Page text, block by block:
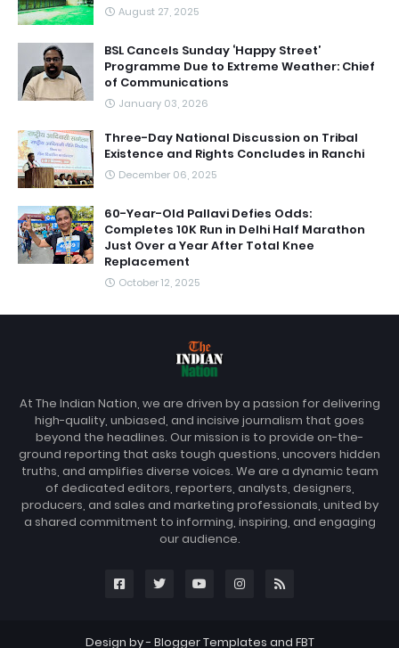
August 27, 2025
BSL Cancels Sunday ‘Happy Street’
Programme Due to Extreme Weather: Chief
of Communications
January 03, 2026
Three-Day National Discussion on Tribal
Existence and Rights Concludes in Ranchi
December 06, 2025
60-Year-Old Pallavi Defies Odds:
Completes 10K Run in Delhi Half Marathon
Just Over a Year After Total Knee
Replacement
October 12, 2025
At The Indian Nation, we are driven by a passion for delivering
high-quality, unbiased, and incisive journalism that goes
beyond the headlines. Our mission is to provide on-the-
ground reporting that asks tough questions, uncovers hidden
truths, and amplifies diverse voices. We are a dynamic team
of dedicated editors, reporters, analysts, designers,
producers, and sales and marketing professionals, united by
a shared commitment to informing, inspiring, and engaging
our audience.
Design by - Blogger Templates and FBT